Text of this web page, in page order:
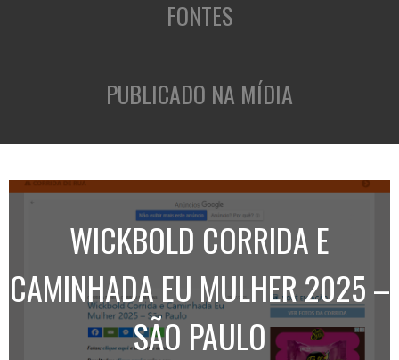
FONTES
PUBLICADO NA MÍDIA
WICKBOLD CORRIDA E
CAMINHADA EU MULHER 2025 –
SÃO PAULO